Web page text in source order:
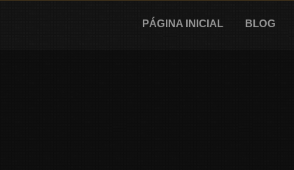
PÁGINA INICIAL BLOG